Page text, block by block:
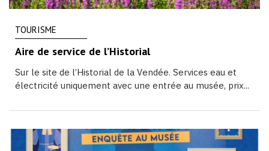
TOURISME
Aire de service de l’Historial
Sur le site de l’Historial de la Vendée. Services eau et
électricité uniquement avec une entrée au musée, prix...